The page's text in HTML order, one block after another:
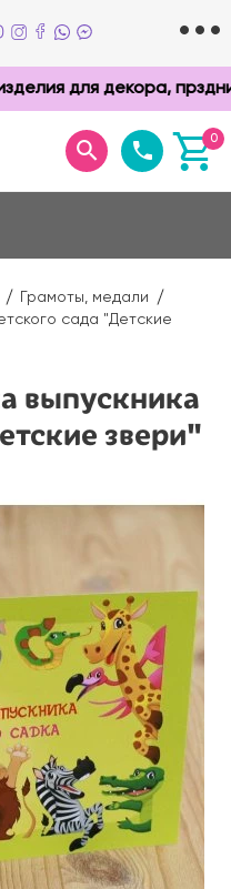
для декора,
0
Грамоты, медали
сада "Детские
выпускника
звери"